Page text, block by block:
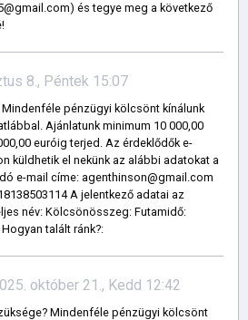
és tegye meg a következő
8., Péntek 15:07
pénzügyi kölcsönt kínálunk
Ajánlatunk minimum 10 000,00
euróig terjed. Az érdeklődők e-
küldhetik el nekünk az alábbi adatokat a
e-mail címe: agenthinson@gmail.com
A jelentkező adatai az
név: Kölcsönösszeg: Futamidő:
talált ránk?:
október 21., Kedd 12:42
Mindenféle pénzügyi kölcsönt